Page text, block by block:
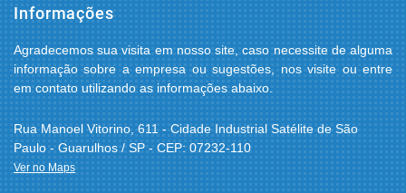
Informações
Agradecemos sua visita em nosso site, caso necessite de alguma
informação sobre a empresa ou sugestões, nos visite ou entre
em contato utilizando as informações abaixo.
Rua Manoel Vitorino, 611 - Cidade Industrial Satélite de São
Paulo - Guarulhos / SP - CEP: 07232-110
Ver no Maps